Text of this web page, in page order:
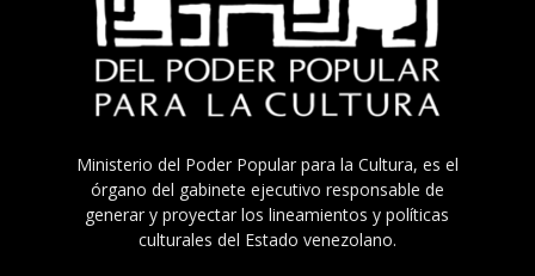
Ministerio del Poder Popular para la Cultura, es el
órgano del gabinete ejecutivo responsable de
generar y proyectar los lineamientos y políticas
culturales del Estado venezolano.